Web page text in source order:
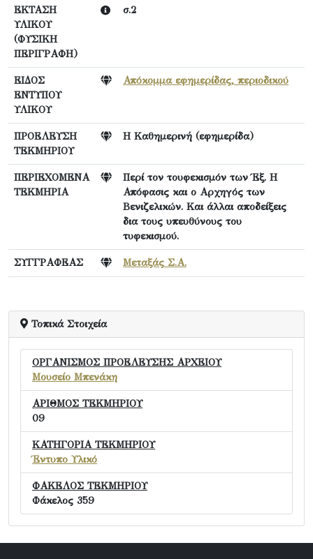
ΕΚΤΑΣΗ
ΥΛΙΚΟΥ
(ΦΥΣΙΚΗ
ΠΕΡΙΓΡΑΦΗ)
σ.2
ΕΙΔΟΣ
ΕΝΤΥΠΟΥ
ΥΛΙΚΟΥ
Απόκομμα εφημερίδας, περιοδικού
ΠΡΟΕΛΕΥΣΗ
ΤΕΚΜΗΡΙΟΥ
Η Καθημερινή (εφημερίδα)
ΠΕΡΙΕΧΟΜΕΝΑ
ΤΕΚΜΗΡΙΑ
Περί τον τουφεκισμόν των Έξ. Η
Απόφασις και ο Αρχηγός των
Βενιζελικών. Και άλλαι αποδείξεις
δια τους υπευθύνους του
τυφεκισμού.
ΣΥΓΓΡΑΦΕΑΣ Μεταξάς Σ.Α.
Τοπικά Στοιχεία
ΟΡΓΑΝΙΣΜΟΣ ΠΡΟΕΛΕΥΣΗΣ ΑΡΧΕΙΟΥ
Μουσείο Μπενάκη
ΑΡΙΘΜΟΣ ΤΕΚΜΗΡΙΟΥ
09
ΚΑΤΗΓΟΡΙΑ ΤΕΚΜΗΡΙΟΥ
Έντυπο Υλικό
ΦΑΚΕΛΟΣ ΤΕΚΜΗΡΙΟΥ
Φάκελος 359